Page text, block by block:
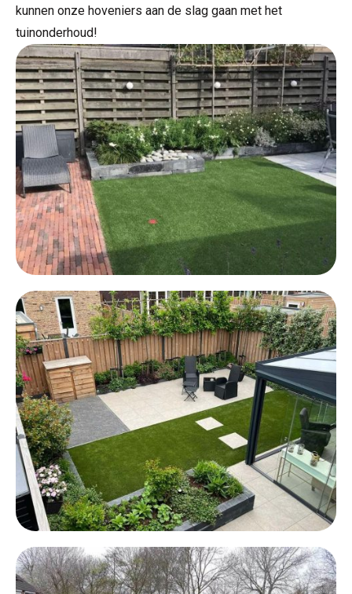
kunnen onze hoveniers aan de slag gaan met het
tuinonderhoud!